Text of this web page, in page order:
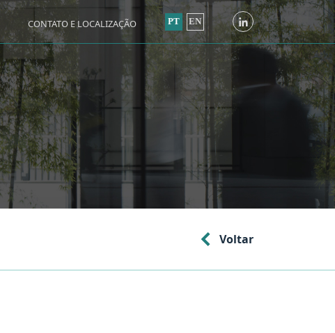
CONTATO E LOCALIZAÇÃO PT EN
Voltar